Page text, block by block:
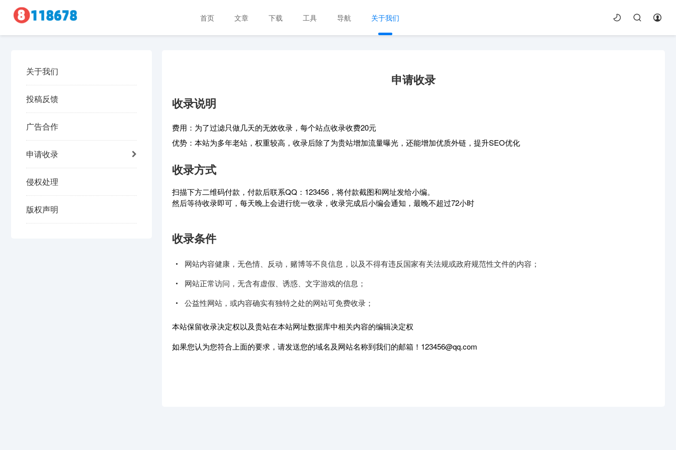
首页 文章 下载 工具 导航 关于我们
关于我们
投稿反馈
广告合作
申请收录
侵权处理
版权声明
申请收录
收录说明
费用：为了过滤只做几天的无效收录，每个站点收录收费20元
优势：本站为多年老站，权重较高，收录后除了为贵站增加流量曝光，还能增加优质外链，提升SEO优化
收录方式
扫描下方二维码付款，付款后联系QQ：123456，将付款截图和网址发给小编。
然后等待收录即可，每天晚上会进行统一收录，收录完成后小编会通知，最晚不超过72小时
收录条件
网站内容健康，无色情、反动，赌博等不良信息，以及不得有违反国家有关法规或政府规范性文件的内容；
网站正常访问，无含有虚假、诱惑、文字游戏的信息；
公益性网站，或内容确实有独特之处的网站可免费收录；
本站保留收录决定权以及贵站在本站网址数据库中相关内容的编辑决定权
如果您认为您符合上面的要求，请发送您的域名及网站名称到我们的邮箱！123456@qq.com